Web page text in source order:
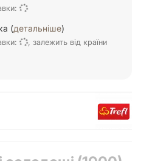
(детальніше)
, залежить від країни